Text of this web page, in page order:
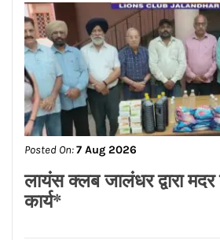
Posted On:7 Aug 2026
लायंस क्लब जालंधर द्वारा
कार्य*